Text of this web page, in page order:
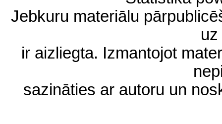
Jebkuru materiālu
ir aizliegta. Izmantojot
sazināties ar autoru un